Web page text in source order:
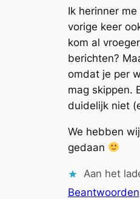
Ik herinner
vorige keer
kom al
berichten?
omdat je per
mag skippen.
duidelijk niet
We hebben
gedaan
Aan het
Beantwoorden